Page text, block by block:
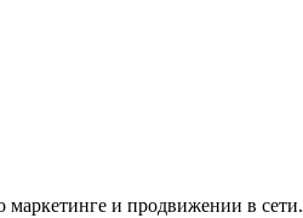
маркетинге и продвижении в сети.